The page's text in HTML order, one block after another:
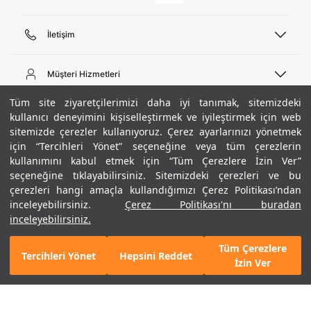
Tüm site ziyaretçilerimizi daha iyi tanımak, sitemizdeki
kullanıcı deneyimini kişiselleştirmek ve iyileştirmek için web
sitemizde çerezler kullanıyoruz. Çerez ayarlarınızı yönetmek
için “Tercihleri Yönet” seçeneğine veya tüm çerezlerin
kullanımını kabul etmek için “Tüm Çerezlere İzin Ver”
seçeneğine tıklayabilirsiniz. Sitemizdeki çerezleri ve bu
çerezleri hangi amaçla kullandığımızı Çerez Politikası’ndan
inceleyebilirsiniz.
Çerez Politikası'nı buradan
inceleyebilirsiniz.
Tercihleri Yönet Hepsini Reddet
Tüm Çerezlere
İzin Ver
+ 8 Renk
GELINCE HABER VER
İletişim
444 02 00
Pazartesi - Cuma 09:00 - 18:00
E-posta
bilgi@underarmour.com
Müşteri Hizmetleri
Sipariş Sorgulama
Bize Ulaşın
Teslimat Bilgileri
İşlem Rehberi
İade ve Değişimler
Sıkça Sorulan Sorular
Beden Rehberi
Site Haritası
Hakkımızda
Ticari Bilgiler
Hükümler ve Koşullar
Gizlilik Politikası
Çerez Politikası
Kariyer
ETBİS
UA Sosyal Medya
Instagram
Facebook
Twitter
Popüler Kategoriler
Erkek Basketbol Ayakkabısı
Çocuk Basketbol Ayakkabısı
Erkek Eşofman
Kadın Tayt